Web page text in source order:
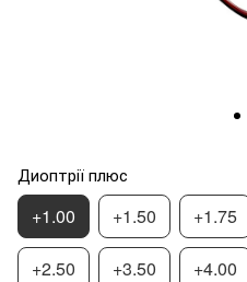
Диоптрії плюс
+1.00 +1.50 +1.75
+2.50 +3.50 +4.00